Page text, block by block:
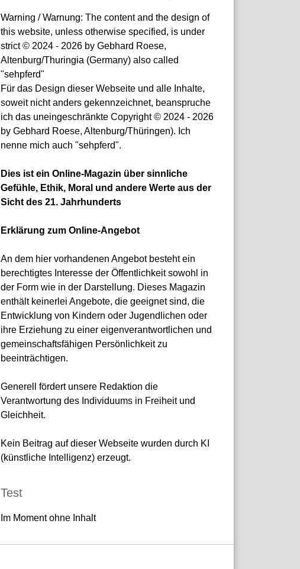
Warning / Warnung: The content and the design of
this website, unless otherwise specified, is under
strict © 2024 - 2026 by Gebhard Roese,
Altenburg/Thuringia (Germany) also called
"sehpferd"
Für das Design dieser Webseite und alle Inhalte,
soweit nicht anders gekennzeichnet, beanspruche
ich das uneingeschränkte Copyright © 2024 - 2026
by Gebhard Roese, Altenburg/Thüringen). Ich
nenne mich auch "sehpferd".
Dies ist ein Online-Magazin über sinnliche
Gefühle, Ethik, Moral und andere Werte aus der
Sicht des 21. Jahrhunderts
Erklärung zum Online-Angebot
An dem hier vorhandenen Angebot besteht ein
berechtigtes Interesse der Öffentlichkeit sowohl in
der Form wie in der Darstellung. Dieses Magazin
enthält keinerlei Angebote, die geeignet sind, die
Entwicklung von Kindern oder Jugendlichen oder
ihre Erziehung zu einer eigenverantwortlichen und
gemeinschaftsfähigen Persönlichkeit zu
beeinträchtigen.
Generell fördert unsere Redaktion die
Verantwortung des Individuums in Freiheit und
Gleichheit.
Kein Beitrag auf dieser Webseite wurden durch KI
(künstliche Intelligenz) erzeugt.
Test
Im Moment ohne Inhalt